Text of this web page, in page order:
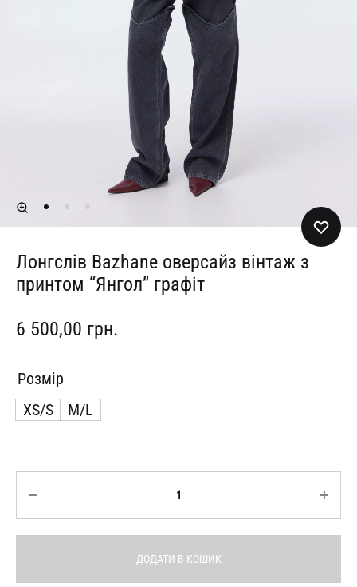
Лонгслів Bazhane оверсайз вінтаж з
принтом “Янгол” графіт
6 500,00 грн.
Розмір
XS/S
M/L
ДОДАТИ В КОШИК